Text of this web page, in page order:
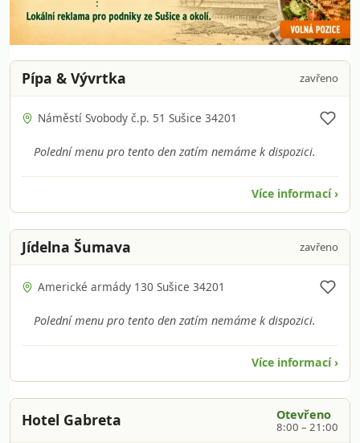
Pípa & Vývrtka zavřeno
Náměstí Svobody č.p. 51 Sušice 34201
Polední menu pro tento den zatím nemáme k dispozici.
Více informací ›
Jídelna Šumava zavřeno
Americké armády 130 Sušice 34201
Polední menu pro tento den zatím nemáme k dispozici.
Více informací ›
Hotel Gabreta Otevřeno
8:00 – 21:00